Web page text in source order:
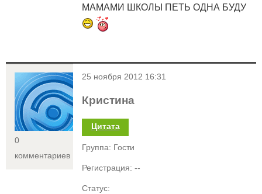
МАМАМИ ШКОЛЫ ПЕТЬ ОДНА БУДУ
<
0
комментариев
25 ноября 2012 16:31
Кристина
Цитата
Группа: Гости
Регистрация: --
Статус: